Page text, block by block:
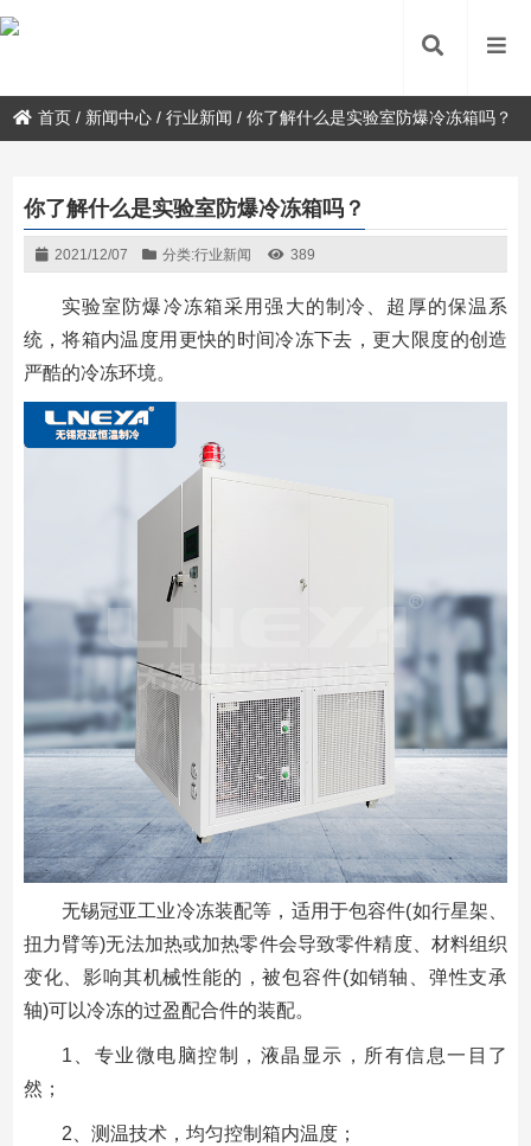
首页 / 新闻中心 /行业新闻 /你了解什么是实验室防爆冷冻箱吗？
你了解什么是实验室防爆冷冻箱吗？
2021/12/07 分类:行业新闻 389
实验室防爆冷冻箱采用强大的制冷、超厚的保温系
统，将箱内温度用更快的时间冷冻下去，更大限度的创造
严酷的冷冻环境。
无锡冠亚工业冷冻装配等，适用于包容件(如行星架、
扭力臂等)无法加热或加热零件会导致零件精度、材料组织
变化、影响其机械性能的，被包容件(如销轴、弹性支承
轴)可以冷冻的过盈配合件的装配。
1、专业微电脑控制，液晶显示，所有信息一目了
然；
2、测温技术，均匀控制箱内温度；